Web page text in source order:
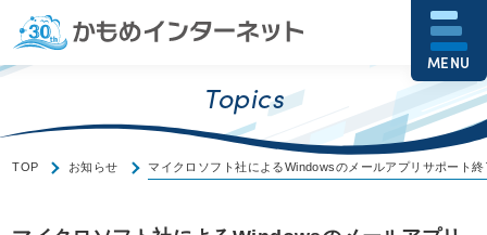
MENU
Topics
TOP お知らせ マイクロソフト社によるWindowsのメールアプリサポート